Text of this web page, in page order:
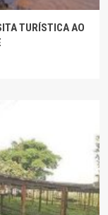
TURÍSTICA AO